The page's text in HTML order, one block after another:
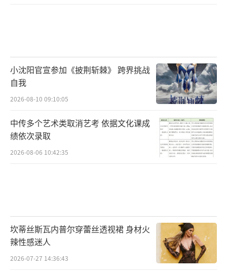
小沈阳官宣参加《披荆斩棘》 跨界挑战
自我
2026-08-10 09:10:05
中传多个艺术类取消艺考 依据文化课成
绩依次录取
2026-08-06 10:42:35
坎蒂丝斯瓦内普尔穿蕾丝透视裙 身材火
辣性感迷人
2026-07-27 14:36:43